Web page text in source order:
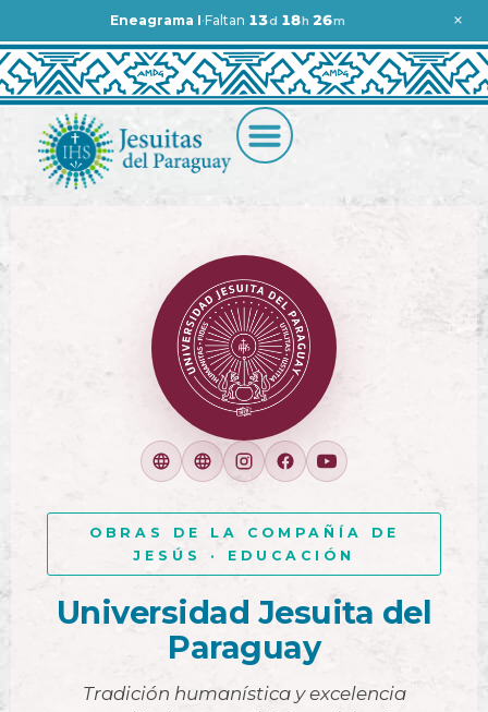
Eneagrama I·Faltan 13d 18h 26m
Faltan 13 días y 18 horas para
×
OBRAS DE LA COMPAÑÍA DE
JESÚS · EDUCACIÓN
Universidad Jesuita del
Paraguay
Tradición humanística y excelencia